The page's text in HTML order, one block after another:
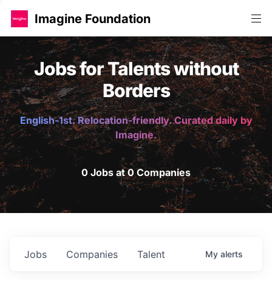
Imagine Foundation
Jobs for Talents without
Borders
English-1st. Relocation-friendly. Curated daily by
Imagine.
0 Jobs at 0 Companies
Jobs Companies Talent My alerts